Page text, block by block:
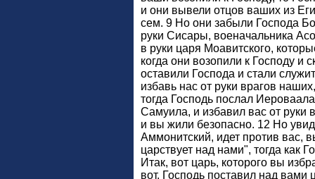
и они вывели отцов ваших из
сем. 9 Но они забыли Господа
руки Сисары, военачальника
в руки царя Моавитского,
когда они возопили к Господу и
оставили Господа и стали
избавь нас от руки врагов
тогда Господь послал
Самуила, и избавил вас от руки
и вы жили безопасно. 12 Но
Аммонитский, идет против вас,
царствует над нами", тогда как
Итак, вот царь, которого вы
вот, Господь поставил над вами